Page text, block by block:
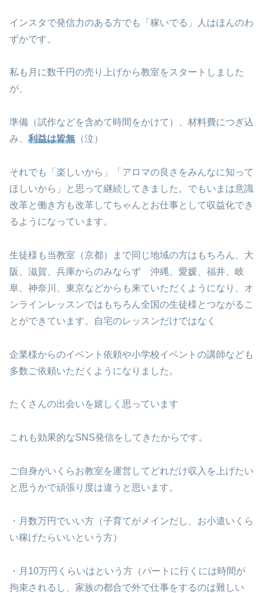
インスタで発信力のある方でも「稼いでる」人はほんのわ
ずかです。
私も月に数千円の売り上げから教室をスタートしました
が、
準備（試作などを含めて時間をかけて）、材料費につぎ込
み、 利益は皆無 （泣）
それでも「楽しいから」「アロマの良さをみんなに知って
ほしいから」と思って継続してきました。でもいまは意識
改革と働き方も改革してちゃんとお仕事として収益化でき
るようになっています。
生徒様も当教室（京都）まで同じ地域の方はもちろん、大
阪、滋賀、兵庫からのみならず 沖縄、愛媛、福井、岐
阜、神奈川、東京などからも来ていただくようになり、オ
ンラインレッスンではもちろん全国の生徒様とつながるこ
とができています。自宅のレッスンだけではなく
企業様からのイベント依頼や小学校イベントの講師なども
多数ご依頼いただくようになりました。
たくさんの出会いを嬉しく思っています
これも効果的なSNS発信をしてきたからです。
ご自身がいくらお教室を運営してどれだけ収入を上げたい
と思うかで頑張り度は違うと思います。
・月数万円でいい方（子育てがメインだし、お小遣いくら
い稼げたらいいという方）
・月10万円くらいはという方（パートに行くには時間が
拘束されるし、家族の都合で外で仕事をするのは難しい